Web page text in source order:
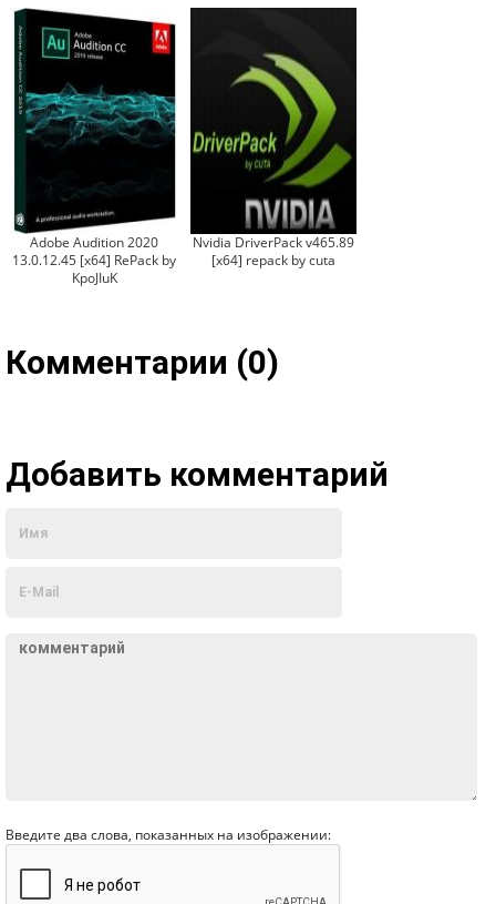
Adobe Audition 2020
13.0.12.45 [x64] RePack by
KpoJIuK
Nvidia DriverPack v465.89
[x64] repack by cuta
Комментарии (0)
Добавить комментарий
Введите два слова, показанных на изображении: